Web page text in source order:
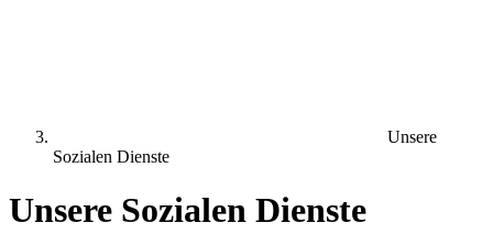
Unsere
Sozialen Dienste
Unsere Sozialen Dienste